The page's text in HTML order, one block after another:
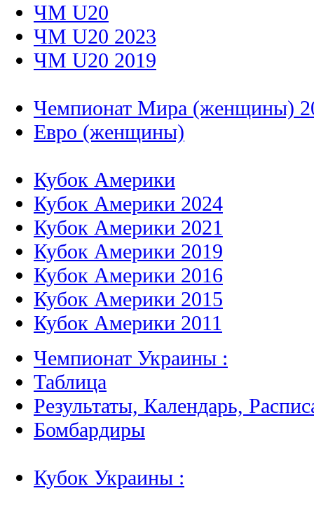
ЧМ U20
ЧМ U20 2023
ЧМ U20 2019
Чемпионат Мира (женщины)
Евро (женщины)
Кубок Америки
Кубок Америки 2024
Кубок Америки 2021
Кубок Америки 2019
Кубок Америки 2016
Кубок Америки 2015
Кубок Америки 2011
Чемпионат Украины :
Таблица
Результаты, Календарь,
Бомбардиры
Кубок Украины :